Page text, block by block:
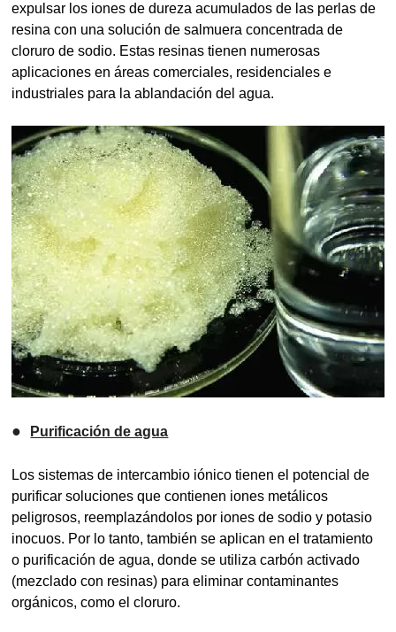
expulsar los iones de dureza acumulados de las perlas de
resina con una solución de salmuera concentrada de
cloruro de sodio. Estas resinas tienen numerosas
aplicaciones en áreas comerciales, residenciales e
industriales para la ablandación del agua.
● Purificación de agua
Los sistemas de intercambio iónico tienen el potencial de
purificar soluciones que contienen iones metálicos
peligrosos, reemplazándolos por iones de sodio y potasio
inocuos. Por lo tanto, también se aplican en el tratamiento
o purificación de agua, donde se utiliza carbón activado
(mezclado con resinas) para eliminar contaminantes
orgánicos, como el cloruro.